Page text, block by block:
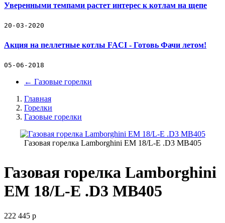
Уверенными темпами растет интерес к котлам на щепе
20-03-2020
Акция на пеллетные котлы FACI - Готовь Фачи летом!
05-06-2018
← Газовые горелки
Главная
Горелки
Газовые горелки
Газовая горелка Lamborghini EM 18/L-E .D3 MB405
Газовая горелка Lamborghini
EM 18/L-E .D3 MB405
222 445 p